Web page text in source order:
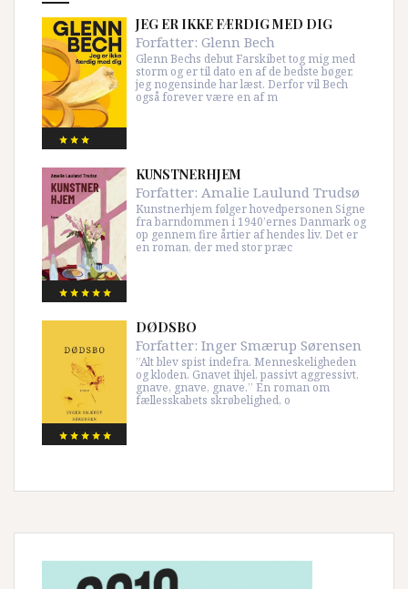
JEG ER IKKE FÆRDIG MED DIG
Forfatter: Glenn Bech
Glenn Bechs debut Farskibet tog mig med
storm og er til dato en af de bedste bøger,
jeg nogensinde har læst. Derfor vil Bech
også forever være en af m
KUNSTNERHJEM
Forfatter: Amalie Laulund Trudsø
Kunstnerhjem følger hovedpersonen Signe
fra barndommen i 1940’ernes Danmark og
op gennem fire årtier af hendes liv. Det er
en roman, der med stor præc
DØDSBO
Forfatter: Inger Smærup Sørensen
”Alt blev spist indefra. Menneskeligheden
og kloden. Gnavet ihjel, passivt aggressivt,
gnave, gnave, gnave.” En roman om
fællesskabets skrøbelighed, o